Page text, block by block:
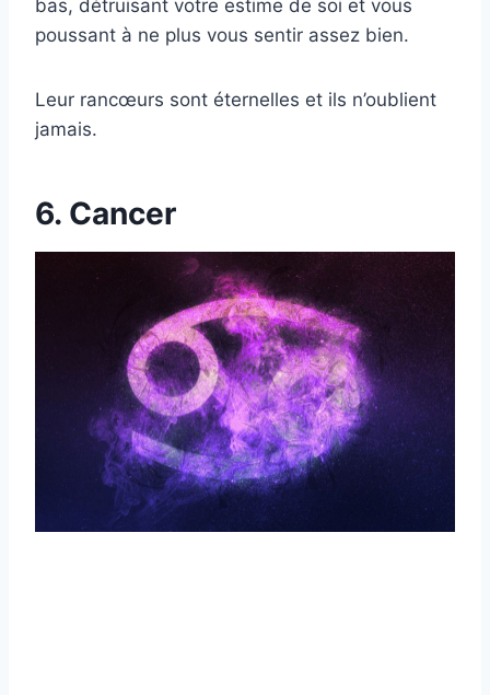
bas, détruisant votre estime de soi et vous
poussant à ne plus vous sentir assez bien.
Leur rancœurs sont éternelles et ils n’oublient
jamais.
6. Cancer